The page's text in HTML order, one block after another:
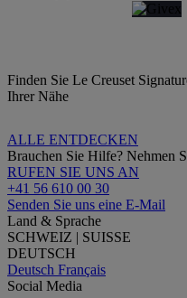
Finden Sie Le Creuset
Ihrer Nähe
ALLE ENTDECKEN
Brauchen Sie Hilfe? Nehmen
RUFEN SIE UNS AN
+41 56 610 00 30
Senden Sie uns eine E-Mail
Land & Sprache
SCHWEIZ | SUISSE
DEUTSCH
Deutsch Français
Social Media